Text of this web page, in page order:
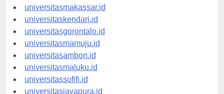
universitaspalu.id
universitasmakassar.id
universitaskendari.id
universitasgorontalo.id
universitasmamuju.id
universitasambon.id
universitasmaluku.id
universitassofifi.id